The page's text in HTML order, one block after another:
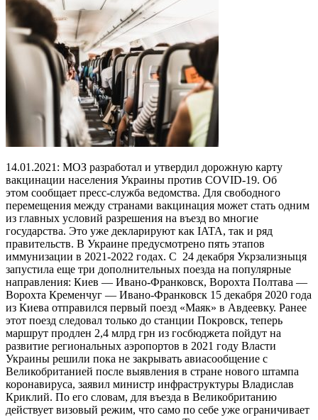
14.01.2021: МОЗ разработал и утвердил дорожную карту
вакцинации населения Украины против COVID-19. Об
этом сообщает пресс-служба ведомства. Для свободного
перемещения между странами вакцинация может стать одним
из главных условий разрешения на въезд во многие
государства. Это уже декларируют как IATA, так и ряд
правительств. В Украине предусмотрено пять этапов
иммунизации в 2021-2022 годах. С 24 декабря Укрзализныця
запустила еще три дополнительных поезда на популярные
направления: Киев — Ивано-Франковск, Ворохта Полтава —
Ворохта Кременчуг — Ивано-Франковск 15 декабря 2020 года
из Киева отправился первый поезд «Маяк» в Авдеевку. Ранее
этот поезд следовал только до станции Покровск, теперь
маршрут продлен 2,4 млрд грн из госбюджета пойдут на
развитие региональных аэропортов в 2021 году Власти
Украины решили пока не закрывать авиасообщение с
Великобританией после выявления в стране нового штампа
коронавируса, заявил министр инфраструктуры Владислав
Криклий. По его словам, для въезда в Великобританию
действует визовый режим, что само по себе уже ограничивает